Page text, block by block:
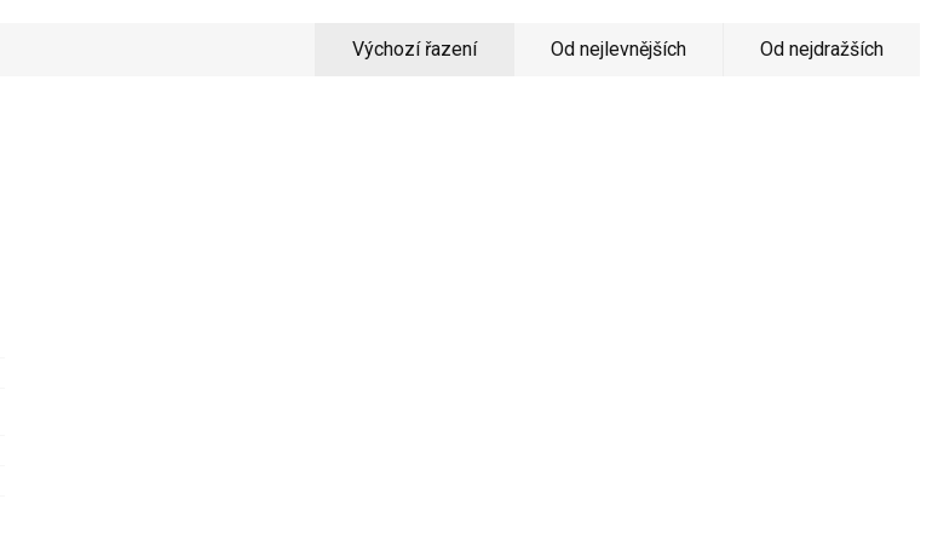
Výchozí řazení Od nejlevnějších Od nejdražších